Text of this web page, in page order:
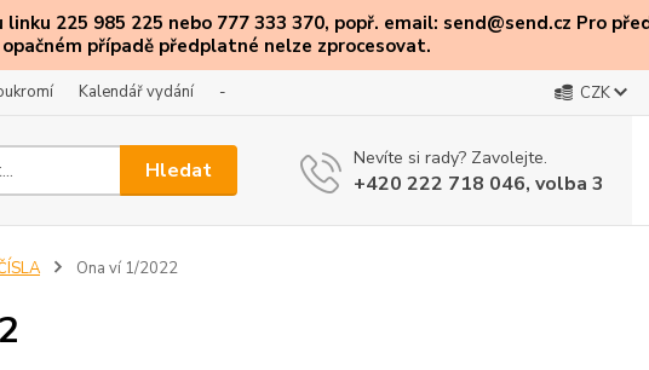
225 985 225 nebo 777 333 370, popř. email: send@send.cz Pro
případě předplatné nelze zprocesovat.
Kalendář vydání - CZK
Hledat Nevíte si rady? Zavolejte.
+420 222 718 046, volba 3
Ona ví 1/2022